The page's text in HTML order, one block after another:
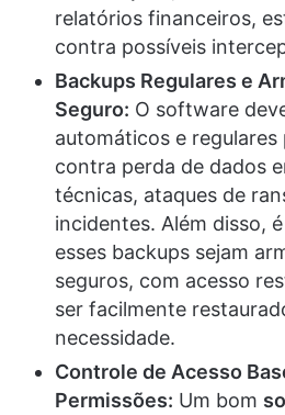
relatórios financeiros,
contra possíveis
Backups Regulares e
Seguro: O software
automáticos e
contra perda de dados
técnicas, ataques de
incidentes. Além disso,
esses backups sejam
seguros, com acesso
ser facilmente
necessidade.
Controle de Acesso
Permissões: Um bom